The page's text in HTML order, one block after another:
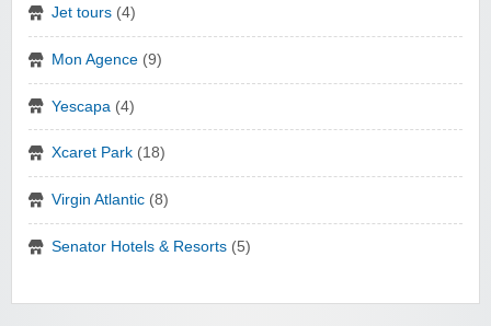
Jet tours (4)
Mon Agence (9)
Yescapa (4)
Xcaret Park (18)
Virgin Atlantic (8)
Senator Hotels & Resorts (5)